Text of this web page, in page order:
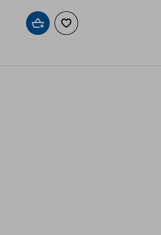
Προσθήκη στο καλάθι
Προσθήκη στα αγαπημένα